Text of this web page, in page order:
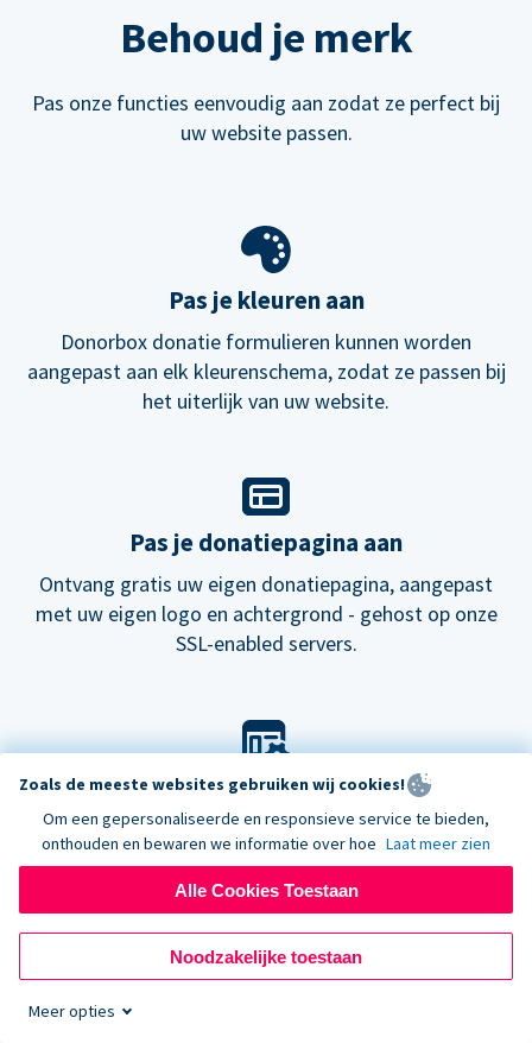
Behoud je merk
Pas onze functies eenvoudig aan zodat ze perfect bij
uw website passen.
Pas je kleuren aan
Donorbox donatie formulieren kunnen worden
aangepast aan elk kleurenschema, zodat ze passen bij
het uiterlijk van uw website.
Pas je donatiepagina aan
Ontvang gratis uw eigen donatiepagina, aangepast
met uw eigen logo en achtergrond - gehost op onze
SSL-enabled servers.
Pas je look aan
Kies onze standaard lay-out voor donatieformulieren
of probeer onzenieuwedonatiepagina's.
Zoals de meeste websites gebruiken wij cookies!
Om een gepersonaliseerde en responsieve service te bieden,
onthouden en bewaren we informatie over hoe Laat meer zien
Alle Cookies Toestaan
Noodzakelijke toestaan
Meer opties